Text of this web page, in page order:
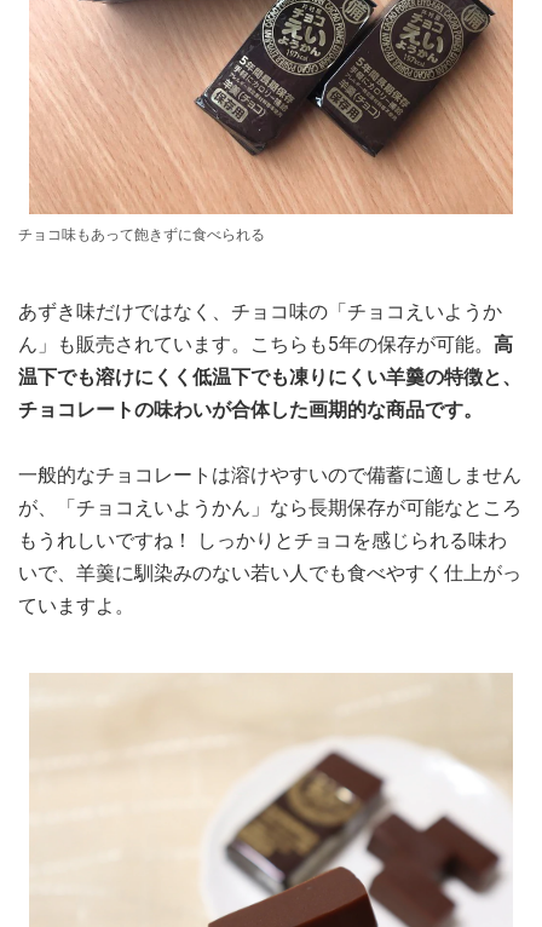
チョコ味もあって飽きずに食べられる
あずき味だけではなく、チョコ味の「チョコえいようか
ん」も販売されています。こちらも5年の保存が可能。 高
温下でも溶けにくく低温下でも凍りにくい羊羹の特徴と、
チョコレートの味わいが合体した画期的な商品です。
一般的なチョコレートは溶けやすいので備蓄に適しません
が、「チョコえいようかん」なら長期保存が可能なところ
もうれしいですね！ しっかりとチョコを感じられる味わ
いで、羊羹に馴染みのない若い人でも食べやすく仕上がっ
ていますよ。